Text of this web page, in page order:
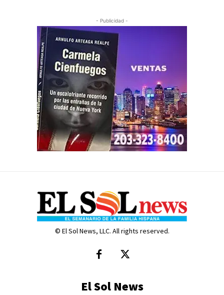
- Publicidad -
© El Sol News, LLC. All rights reserved.
El Sol News